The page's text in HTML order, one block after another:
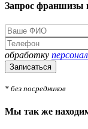
Запрос франшизы
обработку
Записаться
* без посредников
Мы так же